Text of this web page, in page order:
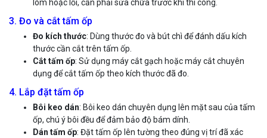
lõm hoặc lồi, cần phải sửa chữa trước khi thi công.
3. Đo và cắt tấm ốp
Đo kích thước: Dùng thước đo và bút chì để đánh dấu kích
thước cần cắt trên tấm ốp.
Cắt tấm ốp: Sử dụng máy cắt gạch hoặc máy cắt chuyên
dụng để cắt tấm ốp theo kích thước đã đo.
4. Lắp đặt tấm ốp
Bôi keo dán: Bôi keo dán chuyên dụng lên mặt sau của tấm
ốp, chú ý bôi đều để đảm bảo độ bám dính.
Dán tấm ốp: Đặt tấm ốp lên tường theo đúng vị trí đã xác